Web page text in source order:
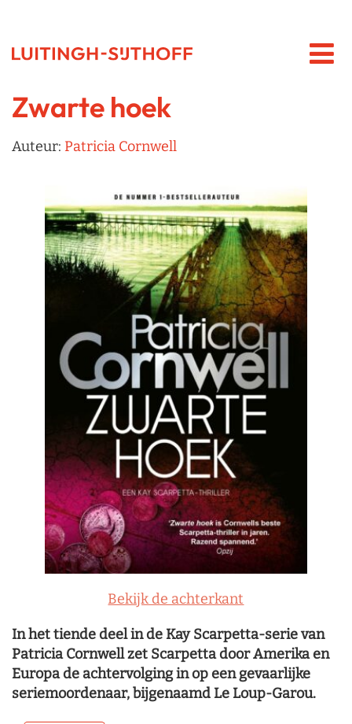
Zwarte hoek
Auteur: Patricia Cornwell
Bekijk de achterkant
In het tiende deel in de Kay Scarpetta-serie van
Patricia Cornwell zet Scarpetta door Amerika en
Europa de achtervolging in op een gevaarlijke
seriemoordenaar, bijgenaamd Le Loup-Garou.